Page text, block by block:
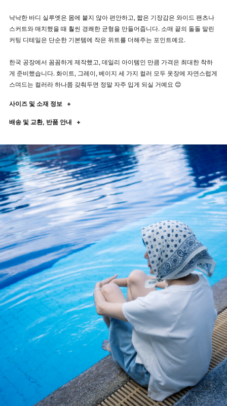
낙낙한 바디 실루엣은 몸에 붙지 않아 편안하고, 짧은 기장감은 와이드 팬츠나
스커트와 매치했을 때 훨씬 경쾌한 균형을 만들어줍니다. 소매 끝의 돌돌 말린
커팅 디테일은 단순한 기본템에 작은 위트를 더해주는 포인트예요.
한국 공장에서 꼼꼼하게 제작했고, 데일리 아이템인 만큼 가격은 최대한 착하
게 준비했습니다. 화이트, 그레이, 베이지 세 가지 컬러 모두 옷장에 자연스럽게
스며드는 컬러라 하나쯤 갖춰두면 정말 자주 입게 되실 거예요 😊
사이즈 및 소재 정보 +
배송 및 교환, 반품 안내 +